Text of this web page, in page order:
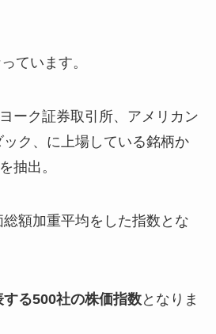
ています。
ーク証券取引所、アメリカン
ク、に上場している銘柄か
抽出。
額加重平均をした指数とな
る500社の株価指数となりま